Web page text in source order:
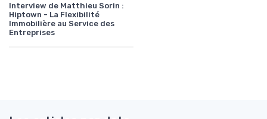
Interview de Matthieu Sorin :
Hiptown - La Flexibilité
Immobilière au Service des
Entreprises